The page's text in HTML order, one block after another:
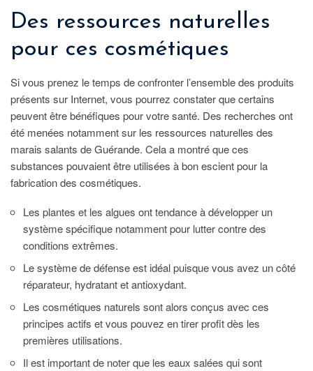
Des ressources naturelles
pour ces cosmétiques
Si vous prenez le temps de confronter l’ensemble des produits
présents sur Internet, vous pourrez constater que certains
peuvent être bénéfiques pour votre santé. Des recherches ont
été menées notamment sur les ressources naturelles des
marais salants de Guérande. Cela a montré que ces
substances pouvaient être utilisées à bon escient pour la
fabrication des cosmétiques.
Les plantes et les algues ont tendance à développer un
système spécifique notamment pour lutter contre des
conditions extrêmes.
Le système de défense est idéal puisque vous avez un côté
réparateur, hydratant et antioxydant.
Les cosmétiques naturels sont alors conçus avec ces
principes actifs et vous pouvez en tirer profit dès les
premières utilisations.
Il est important de noter que les eaux salées qui sont